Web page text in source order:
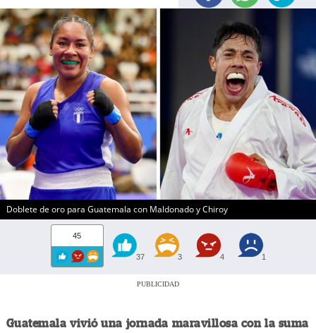
Doblete de oro para Guatemala con Maldonado y Chiroy
45
37 3 4 1
PUBLICIDAD
Guatemala vivió una jornada maravillosa con la suma